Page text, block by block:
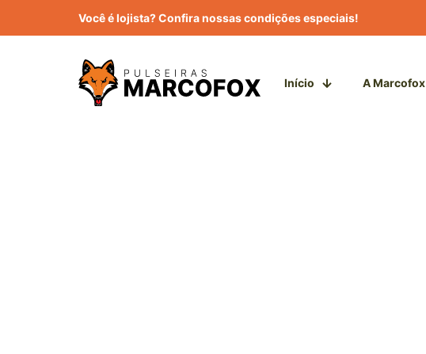
Você é lojista? Confira nossas condições especiais!
Início A Marcofox